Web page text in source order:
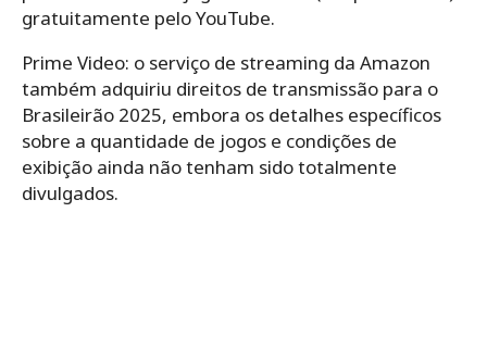
gratuitamente pelo YouTube.
Prime Video: o serviço de streaming da Amazon
também adquiriu direitos de transmissão para o
Brasileirão 2025, embora os detalhes específicos
sobre a quantidade de jogos e condições de
exibição ainda não tenham sido totalmente
divulgados.